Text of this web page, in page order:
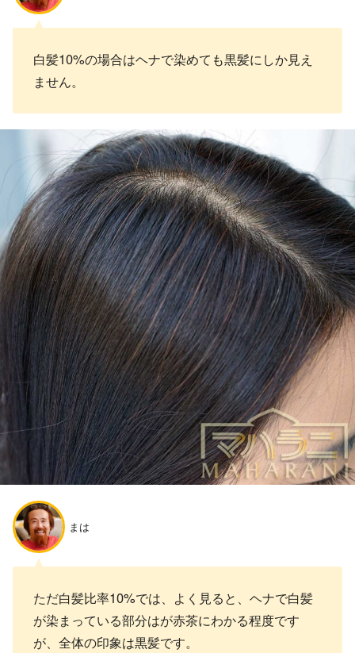
白髪10%の場合はヘナで染めても黒髪にしか見え
ません。
まは
ただ白髪比率10%では、よく見ると、ヘナで白髪
が染まっている部分はが赤茶にわかる程度です
が、全体の印象は黒髪です。